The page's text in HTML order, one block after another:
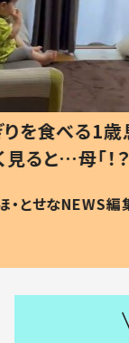
歳息
？」
編集部
小1か
ッド
作り
#令和
SNSで